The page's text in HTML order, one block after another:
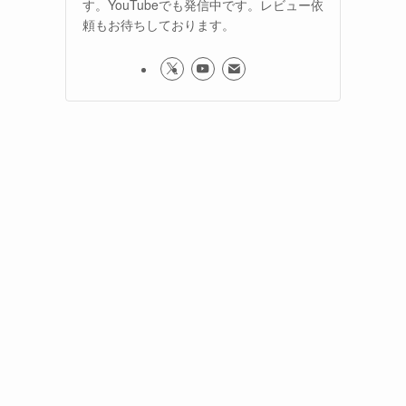
す。YouTubeでも発信中です。レビュー依
頼もお待ちしております。